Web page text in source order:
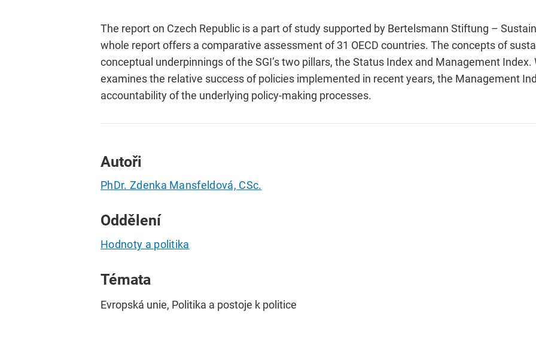
The report on Czech Republic is a part of study supported by Bertelsmann Stiftung –
whole report offers a comparative assessment of 31 OECD countries. The concepts of
conceptual underpinnings of the SGI’s two pillars, the Status Index and Management
examines the relative success of policies implemented in recent years, the Management
accountability of the underlying policy-making processes.
Autoři
PhDr. Zdenka Mansfeldová, CSc.
Oddělení
Hodnoty a politika
Témata
Evropská unie, Politika a postoje k politice